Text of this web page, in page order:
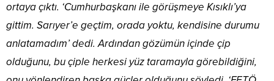
ortaya çıktı. ‘Cumhurbaşkanı ile görüşmeye Kısıklı’ya
gittim. Sarıyer’e geçtim, orada yoktu, kendisine durumu
anlatamadım’ dedi. Ardından gözümün içinde çip
olduğunu, bu çiple herkesi yüz taramayla görebildiğini,